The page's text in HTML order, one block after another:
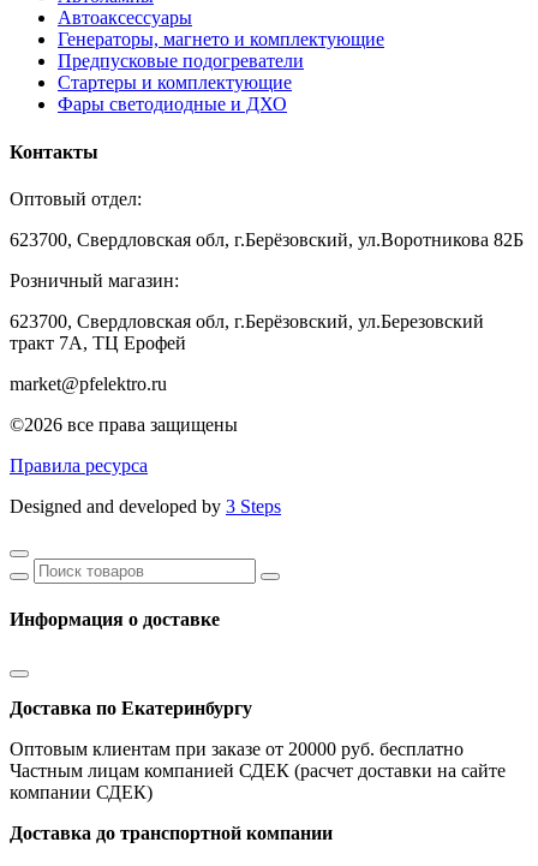
Автоаксессуары
Генераторы, магнето и комплектующие
Предпусковые подогреватели
Стартеры и комплектующие
Фары светодиодные и ДХО
Контакты
Оптовый отдел:
623700, Свердловская обл, г.Берёзовский, ул.Воротникова 82Б
Розничный магазин:
623700, Свердловская обл, г.Берёзовский, ул.Березовский
тракт 7А, ТЦ Ерофей
market@pfelektro.ru
©2026 все права защищены
Правила ресурса
Designed and developed by 3 Steps
Информация о доставке
Доставка по Екатеринбургу
Оптовым клиентам при заказе от 20000 руб. бесплатно
Частным лицам компанией СДЕК (расчет доставки на сайте
компании СДЕК)
Доставка до транспортной компании